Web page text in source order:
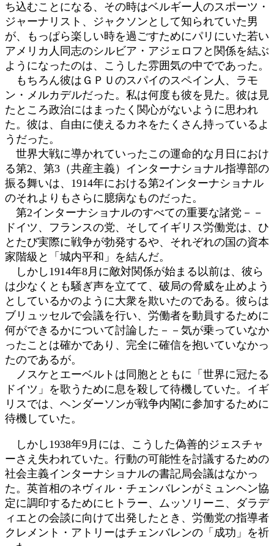
ち込むことになる、その時はベルギー人のスポーツ・
ジャーナリスト、ジャクソンとして知られていた男
が、もっぱら楽しい時を過ごすためにパリにいた若い
アメリカ人同志のシルビア・アジェロフと関係を結ぶ
ようになったのは、こうした雰囲気の中でであった。
もちろん彼はＧＰＵのスパイのスペイン人、ラモ
ン・メルカデルだった。私は何度も彼を見た。彼は見
たところ政治にはまったく関心がないように思われ
た。彼は、自由に使えるカネをたくさん持っているよ
うだった。
世界大戦に導かれていったこの運命的な月日におけ
る第2、第3（共産主義）インターナショナル指導部の
振る舞いは、1914年における第2インターナショナル
のそれよりもさらに臆病なものだった。
第2インターナショナルのすべての重要な諸党－－
ドイツ、フランスの党、そしてイギリス労働党は、ひ
とたび実際に戦争が勃発するや、それぞれの国の資本
家階級と「城内平和」を結んだ。
しかし1914年8月に敵対関係が始まる以前は、彼ら
は少なくとも騒ぎ声を立てて、破局の脅威を止めよう
としているかのように大衆を欺いたのである。彼らは
ブリュッセルで会議を行い、労働者を動員するために
何ができるかについて討論した－－気が乗っていなか
ったことは確かであり、完全に確信を抱いていなかっ
たのであるが。
ノスケとエーベルトは同胞とともに「世界に冠たる
ドイツ」を歌うために息を殺して待機していた。イギ
リスでは、ヘンダーソンが戦争内閣に参加するために
待機していた。
しかし1938年9月には、こうした偽善的ジェスチャ
ーさえ失われていた。行動の可能性を討議するための
社会主義インターナショナルの書記局会議はなかっ
た。英首相のネヴィル・チェンバレンがミュンヘン協
定に調印するためにヒトラー、ムッソリーニ、ダラデ
ィエとの会談に向けて出発したとき、労働党の指導者
クレメント・アトリーはチェンバレンの「成功」を祈